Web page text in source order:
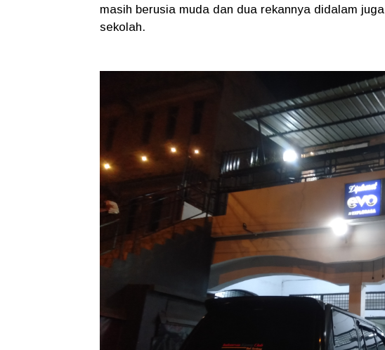
masih berusia muda dan dua rekannya didalam
sekolah.